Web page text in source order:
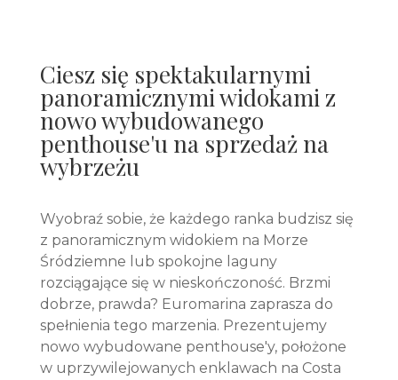
Ciesz się spektakularnymi
panoramicznymi widokami z
nowo wybudowanego
penthouse'u na sprzedaż na
wybrzeżu
Wyobraź sobie, że każdego ranka budzisz się
z panoramicznym widokiem na Morze
Śródziemne lub spokojne laguny
rozciągające się w nieskończoność. Brzmi
dobrze, prawda? Euromarina zaprasza do
spełnienia tego marzenia. Prezentujemy
nowo wybudowane penthouse'y, położone
w uprzywilejowanych enklawach na Costa